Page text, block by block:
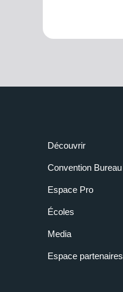
Découvrir
Convention Bureau
Espace Pro
Écoles
Media
Espace partenaires